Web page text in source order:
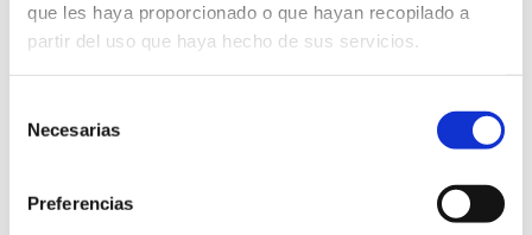
que les haya proporcionado o que hayan recopilado a
partir del uso que haya hecho de sus servicios.
Necesarias
Preferencias